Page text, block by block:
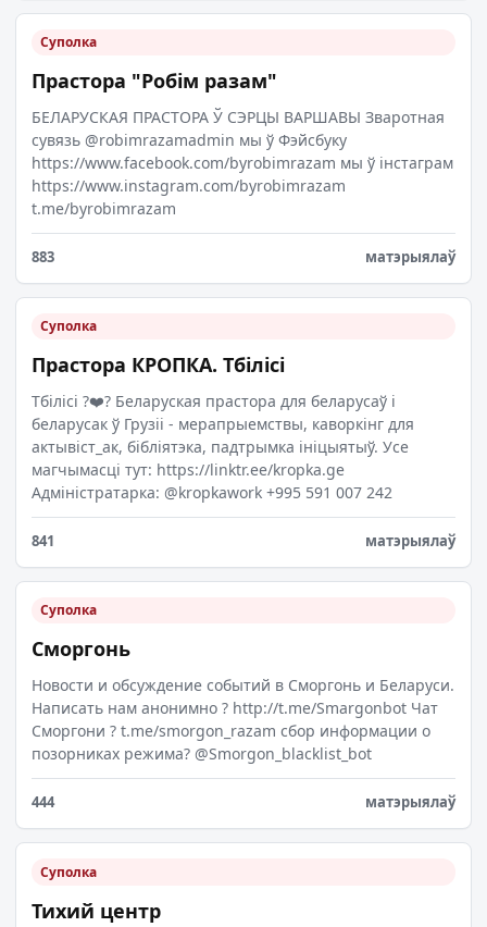
Суполка
Прастора "Робім разам"
БЕЛАРУСКАЯ ПРАСТОРА Ў СЭРЦЫ ВАРШАВЫ Зваротная
сувязь @robimrazamadmin мы ў Фэйсбуку
https://www.facebook.com/byrobimrazam мы ў інстаграм
https://www.instagram.com/byrobimrazam
t.me/byrobimrazam
883 матэрыялаў
Суполка
Прастора КРОПКА. Тбілісі
Тбілісі ?❤️? Беларуская прастора для беларусаў і
беларусак ў Грузіі - мерапрыемствы, каворкінг для
актывіст_ак, бібліятэка, падтрымка ініцыятыў. Усе
магчымасці тут: https://linktr.ee/kropka.ge
Адміністратарка: @kropkawork +995 591 007 242
841 матэрыялаў
Суполка
Сморгонь
Новости и обсуждение событий в Сморгонь и Беларуси.
Написать нам анонимно ? http://t.me/Smargonbot Чат
Сморгони ? t.me/smorgon_razam сбор информации о
позорниках режима? @Smorgon_blacklist_bot
444 матэрыялаў
Суполка
Тихий центр